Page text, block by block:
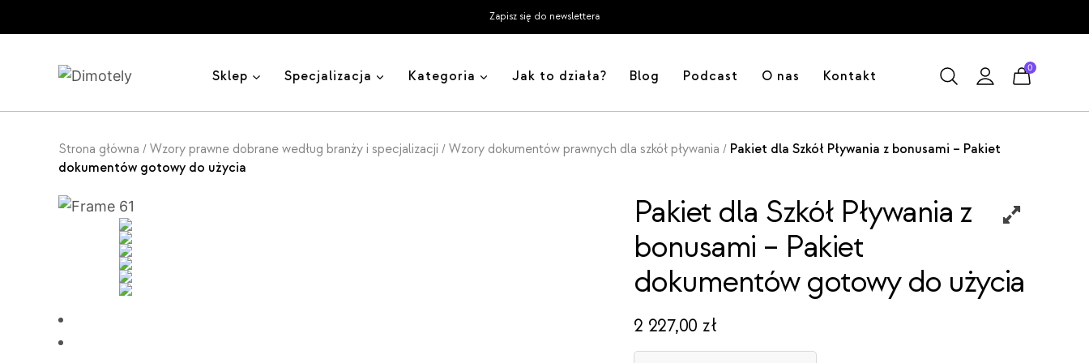
do
Zapisz się do newslettera
Sklep Specjalizacja Kategoria Jak to działa? Blog Podcast O nas Kontakt
0
Strona główna / Wzory prawne dobrane według branży i specjalizacji / Wzory dokumentów prawnych dla szkół pływania / Pakiet dla Szkół Pływania z bonusami – Pakiet
dokumentów gotowy do użycia
Pakiet dla Szkół Pływania z
bonusami – Pakiet
dokumentów gotowy do użycia
2 227,00 zł